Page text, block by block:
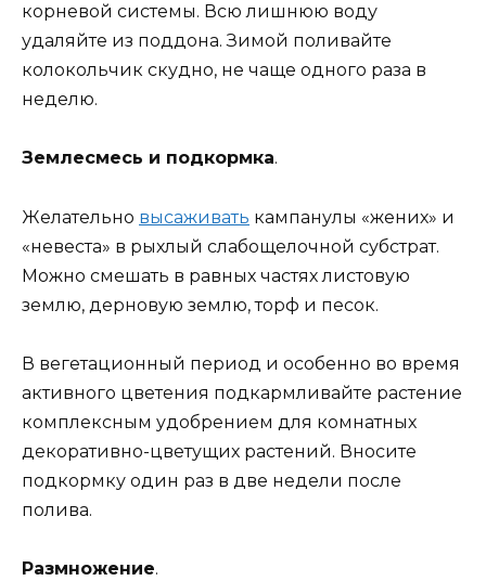
корневой системы. Всю лишнюю воду
удаляйте из поддона. Зимой поливайте
колокольчик скудно, не чаще одного раза в
неделю.
Землесмесь и подкормка.
Желательно высаживать кампанулы «жених» и
«невеста» в рыхлый слабощелочной субстрат.
Можно смешать в равных частях листовую
землю, дерновую землю, торф и песок.
В вегетационный период и особенно во время
активного цветения подкармливайте растение
комплексным удобрением для комнатных
декоративно-цветущих растений. Вносите
подкормку один раз в две недели после
полива.
Размножение.